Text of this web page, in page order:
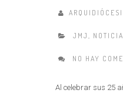
JMJ ,
NO HAY
Al celebrar sus 25